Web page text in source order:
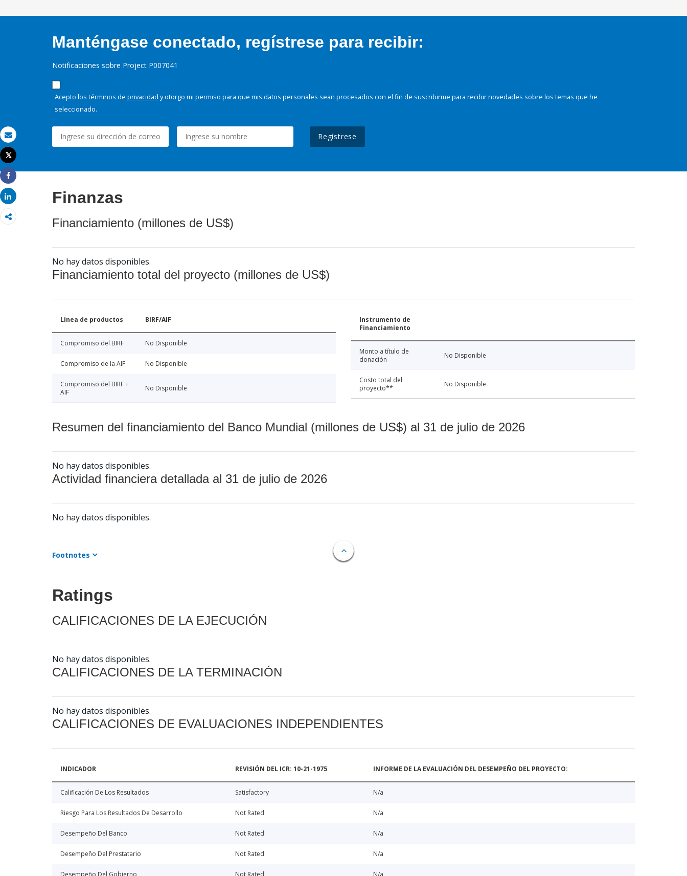
Correo electrónico
Imprimir
Tweet
Share
Share
Manténgase conectado, regístrese para recibir:
Notificaciones sobre Project P007041
Acepto los términos de privacidad y otorgo mi permiso para que mis datos personales sean procesados con el fin de suscribirme para recibir novedades sobre los temas que he
seleccionado.
Regístrese
Finanzas
Financiamiento (millones de US$)
No hay datos disponibles.
Financiamiento total del proyecto (millones de US$)
Línea de productos BIRF/AIF
Compromiso del BIRF No Disponible
Compromiso de la AIF No Disponible
Compromiso del BIRF +
AIF
No Disponible
Instrumento de
Financiamiento
Monto a título de
donación
No Disponible
Costo total del
proyecto**
No Disponible
Resumen del financiamiento del Banco Mundial (millones de US$) al 31 de julio de 2026
No hay datos disponibles.
Actividad financiera detallada al 31 de julio de 2026
No hay datos disponibles.
Footnotes
Ratings
CALIFICACIONES DE LA EJECUCIÓN
No hay datos disponibles.
CALIFICACIONES DE LA TERMINACIÓN
No hay datos disponibles.
CALIFICACIONES DE EVALUACIONES INDEPENDIENTES
INDICADOR REVISIÓN DEL ICR: 10-21-1975 INFORME DE LA EVALUACIÓN DEL DESEMPEÑO DEL PROYECTO:
Calificación De Los Resultados Satisfactory N/a
Riesgo Para Los Resultados De Desarrollo Not Rated N/a
Desempeño Del Banco Not Rated N/a
Desempeño Del Prestatario Not Rated N/a